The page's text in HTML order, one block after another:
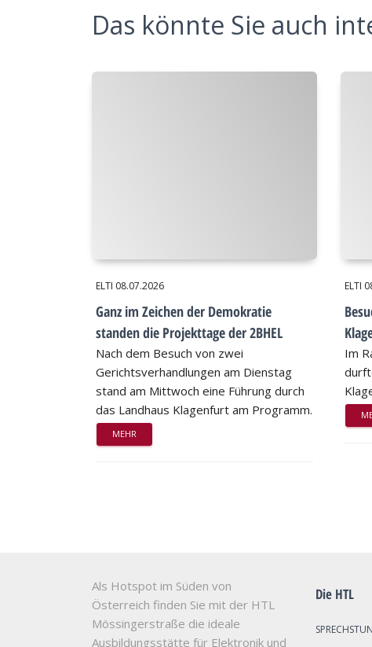
Das könnte Sie auch
ELTI 08.07.2026
Ganz im Zeichen der Demokratie
standen die Projekttage der 2BHEL
Nach dem Besuch von zwei
Gerichtsverhandlungen am Dienstag
stand am Mittwoch eine Führung durch
das Landhaus Klagenfurt am Programm.
MEHR
ELTI
Im
Als Hotspot im Süden von
Österreich finden Sie mit der HTL
Mössingerstraße die ideale
Ausbildungsstätte für Elektronik und
Die HTL